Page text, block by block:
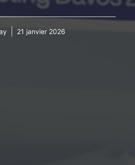
21 janvier 2026